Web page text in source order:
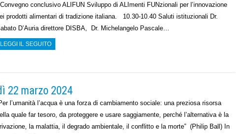
Convegno conclusivo ALIFUN Sviluppo di ALImenti FUNzionali per l’innovazione
prodotti alimentari di tradizione italiana. 10.30-10.40 Saluti istituzionali Dr.
D’Auria direttore DISBA, Dr. Michelangelo Pascale…
LEGGI IL SEGUITO
22 marzo 2024
l’umanità l’acqua è una forza di cambiamento sociale: una preziosa risorsa
quale far tesoro, da proteggere e usare saggiamente, perché l’alternativa è la
la malattia, il degrado ambientale, il conflitto e la morte” (Philip Ball) In